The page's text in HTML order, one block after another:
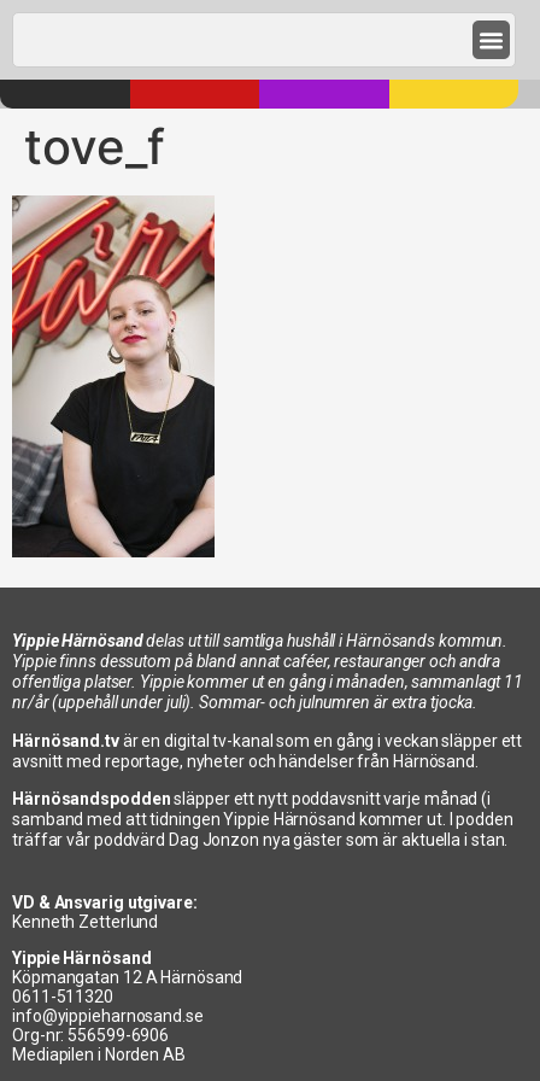
tove_f
Yippie Härnösanddelas ut till samtliga hushåll i Härnösands kommun.
Yippie finns dessutom på bland annat caféer, restauranger och andra
offentliga platser. Yippie kommer ut en gång i månaden, sammanlagt 11
nr/år (uppehåll under juli). Sommar- och julnumren är extra tjocka.
Härnösand.tvär en digital tv-kanal som en gång i veckan släpper ett
avsnitt med reportage, nyheter och händelser från Härnösand.
Härnösandspoddensläpper ett nytt poddavsnitt varje månad (i
samband med att tidningen Yippie Härnösand kommer ut. I podden
träffar vår poddvärd Dag Jonzon nya gäster som är aktuella i stan.
VD & Ansvarig utgivare:
Kenneth Zetterlund
Yippie Härnösand
Köpmangatan 12 A Härnösand
0611-511320
info@yippieharnosand.se
Org-nr: 556599-6906
Mediapilen i Norden AB